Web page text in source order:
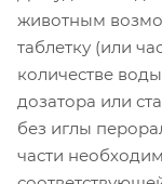
животным
таблетку (или
количестве
дозатора или
без иглы
части